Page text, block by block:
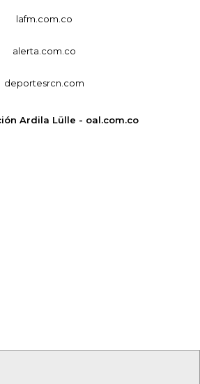
lafm.com.co
alerta.com.co
deportesrcn.com
Ardila Lülle - oal.com.co